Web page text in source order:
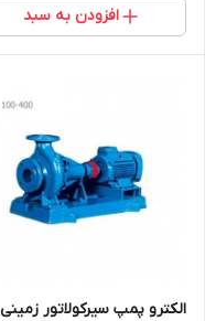
افزودن به سبد
الکترو پمپ سیرکولاتور زمینی